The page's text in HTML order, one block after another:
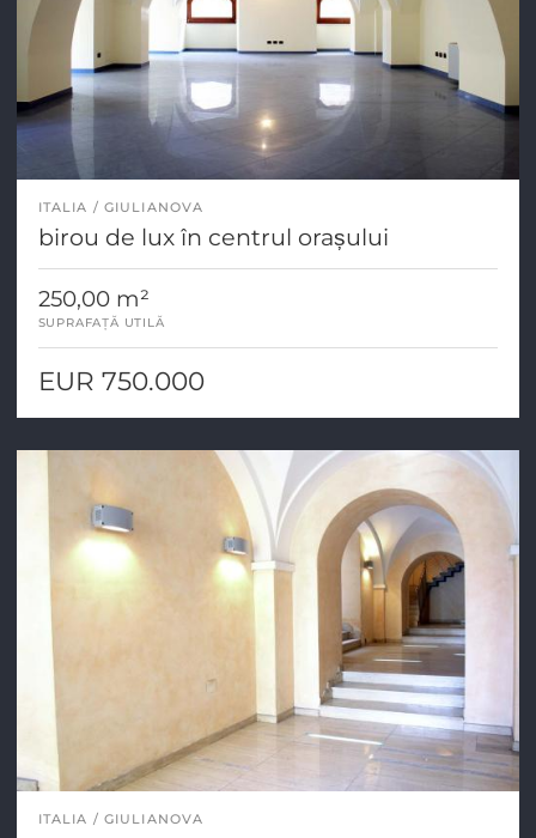
ITALIA GIULIANOVA
birou de lux în centrul orașului
250,00 m²
SUPRAFAȚĂ UTILĂ
EUR 750.000
ITALIA GIULIANOVA